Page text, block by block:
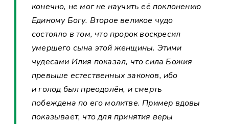
конечно, не мог не научить её поклонению
Единому Богу. Второе великое чудо
состояло в том, что пророк воскресил
умершего сына этой женщины. Этими
чудесами Илия показал, что сила Божия
превыше естественных законов, ибо
и голод был преодолён, и смерть
побеждена по его молитве. Пример вдовы
показывает, что для принятия веры